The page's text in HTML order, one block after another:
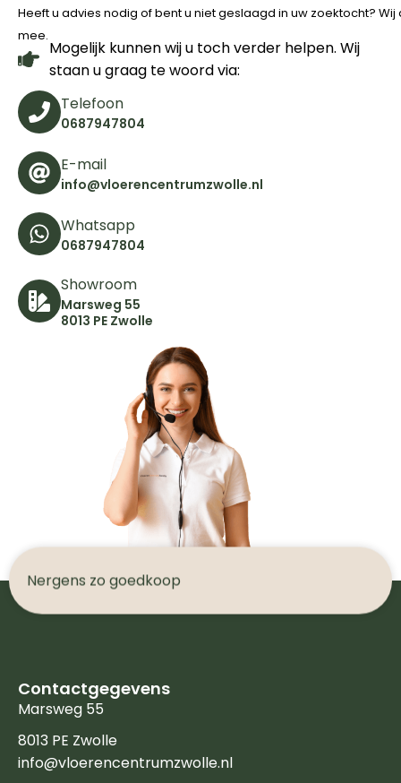
Heeft u advies nodig of bent u niet geslaagd in uw zoektocht?
mee.
Mogelijk kunnen wij u toch verder helpen. Wij
staan u graag te woord via:
Telefoon
0687947804
E-mail
info@vloerencentrumzwolle.nl
Whatsapp
0687947804
Showroom
Marsweg 55
8013 PE Zwolle
Nergens zo goedkoop
Contactgegevens
Marsweg 55
8013 PE Zwolle
info@vloerencentrumzwolle.nl